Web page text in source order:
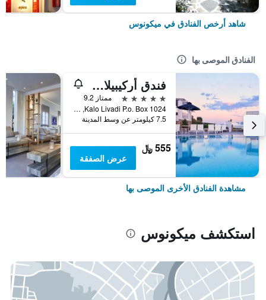
شاهد أرخص الفنادق في ميكونوس
الفنادق الموصى بها
فندق أركيبيلاغوس - فنادق صمول لكجوري أوف ذا وورلد
5 نجوم
ممتاز 9.2
Kalo Livadi P.o. Box 1024, ميكونوس, اليونان
7.5 كيلومتر عن وسط المدينة
555 ﷼
عرض الصفقة
مشاهدة الفنادق الأخرى الموصى بها
استكشف ميكونوس